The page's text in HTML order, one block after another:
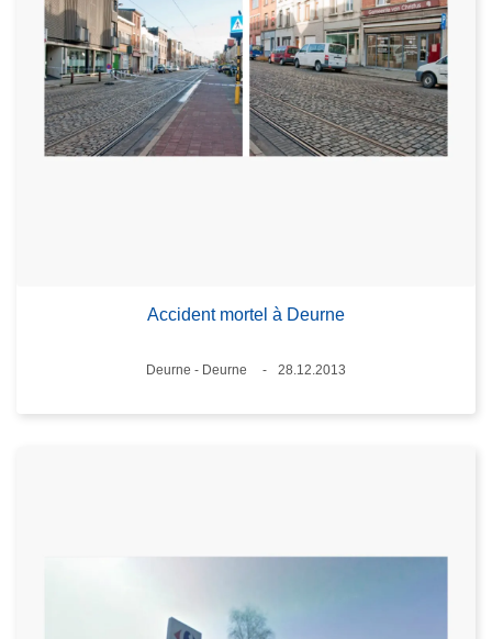
Accident mortel à Deurne
Standort
Deurne - Deurne
28.12.2013